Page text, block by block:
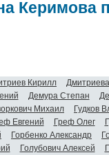
Керимова
Кирилл
Демура Степан
Михаил
Гудков
Евгений Греф Олег
Горбенко Александр
Голубович Алексей